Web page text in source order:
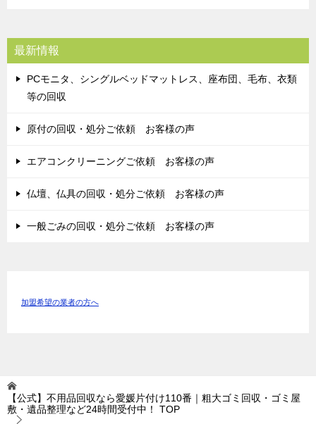
最新情報
PCモニタ、シングルベッドマットレス、座布団、毛布、衣類
等の回収
原付の回収・処分ご依頼 お客様の声
エアコンクリーニングご依頼 お客様の声
仏壇、仏具の回収・処分ご依頼 お客様の声
一般ごみの回収・処分ご依頼 お客様の声
加盟希望の業者の方へ
【公式】不用品回収なら愛媛片付け110番｜粗大ゴミ回収・ゴミ屋
敷・遺品整理など24時間受付中！
TOP